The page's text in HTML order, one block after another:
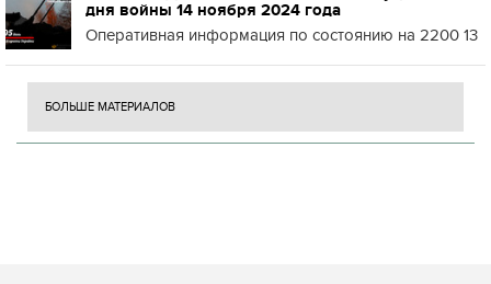
дня войны 14 ноября 2024 года
Оперативная информация по состоянию на 2200 13
БОЛЬШЕ МАТЕРИАЛОВ